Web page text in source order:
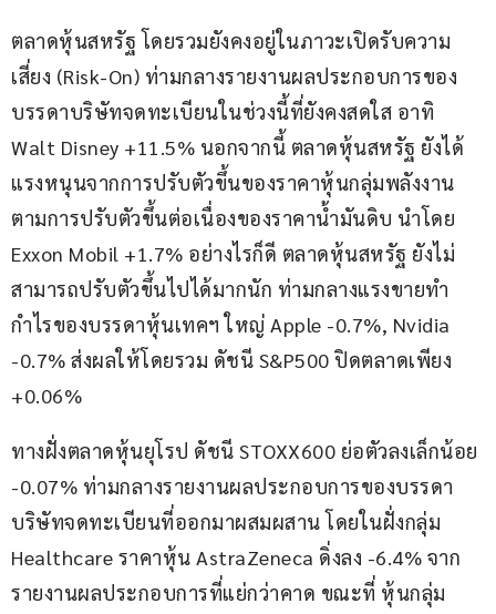
ตลาดหุ้นสหรัฐ โดยรวมยังคงอยู่ในภาวะเปิดรับความ
เสี่ยง (Risk-On) ท่ามกลางรายงานผลประกอบการของ
บรรดาบริษัทจดทะเบียนในช่วงนี้ที่ยังคงสดใส อาทิ
Walt Disney +11.5% นอกจากนี้ ตลาดหุ้นสหรัฐ ยังได้
แรงหนุนจากการปรับตัวขึ้นของราคาหุ้นกลุ่มพลังงาน
ตามการปรับตัวขึ้นต่อเนื่องของราคาน้ำมันดิบ นำโดย
Exxon Mobil +1.7% อย่างไรก็ดี ตลาดหุ้นสหรัฐ ยังไม่
สามารถปรับตัวขึ้นไปได้มากนัก ท่ามกลางแรงขายทำ
กำไรของบรรดาหุ้นเทคฯ ใหญ่ Apple -0.7%, Nvidia
-0.7% ส่งผลให้โดยรวม ดัชนี S&P500 ปิดตลาดเพียง
+0.06%
ทางฝั่งตลาดหุ้นยุโรป ดัชนี STOXX600 ย่อตัวลงเล็กน้อย
-0.07% ท่ามกลางรายงานผลประกอบการของบรรดา
บริษัทจดทะเบียนที่ออกมาผสมผสาน โดยในฝั่งกลุ่ม
Healthcare ราคาหุ้น AstraZeneca ดิ่งลง -6.4% จาก
รายงานผลประกอบการที่แย่กว่าคาด ขณะที่ หุ้นกลุ่ม